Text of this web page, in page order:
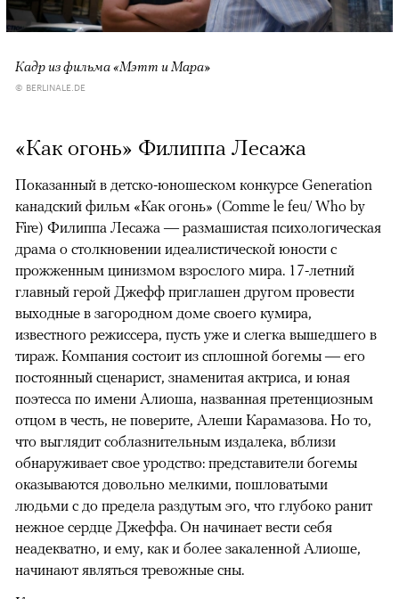
Кадр из фильма «Мэтт и Мара»
© BERLINALE.DE
«Как огонь» Филиппа Лесажа
Показанный в детско-юношеском конкурсе Generation
канадский фильм «Как огонь» (Comme le feu/ Who by
Fire) Филиппа Лесажа — размашистая психологическая
драма о столкновении идеалистической юности с
прожженным цинизмом взрослого мира. 17-летний
главный герой Джефф приглашен другом провести
выходные в загородном доме своего кумира,
известного режиссера, пусть уже и слегка вышедшего в
тираж. Компания состоит из сплошной богемы — его
постоянный сценарист, знаменитая актриса, и юная
поэтесса по имени Алиоша, названная претенциозным
отцом в честь, не поверите, Алеши Карамазова. Но то,
что выглядит соблазнительным издалека, вблизи
обнаруживает свое уродство: представители богемы
оказываются довольно мелкими, пошловатыми
людьми с до предела раздутым эго, что глубоко ранит
нежное сердце Джеффа. Он начинает вести себя
неадекватно, и ему, как и более закаленной Алиоше,
начинают являться тревожные сны.